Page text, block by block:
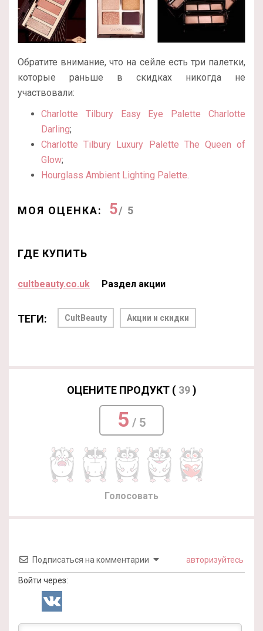
Обратите внимание, что на сейле есть три палетки,
которые раньше в скидках никогда не
участвовали:
Charlotte Tilbury Easy Eye Palette Charlotte
Darling;
Charlotte Tilbury Luxury Palette The Queen of
Glow;
Hourglass Ambient Lighting Palette.
МОЯ ОЦЕНКА: 5/ 5
ГДЕ КУПИТЬ
cultbeauty.co.uk Раздел акции
ТЕГИ: CultBeauty Акции и скидки
ОЦЕНИТЕ ПРОДУКТ ( 39)
5 / 5
Голосовать
Подписаться на комментарии авторизуйтесь
Войти через: